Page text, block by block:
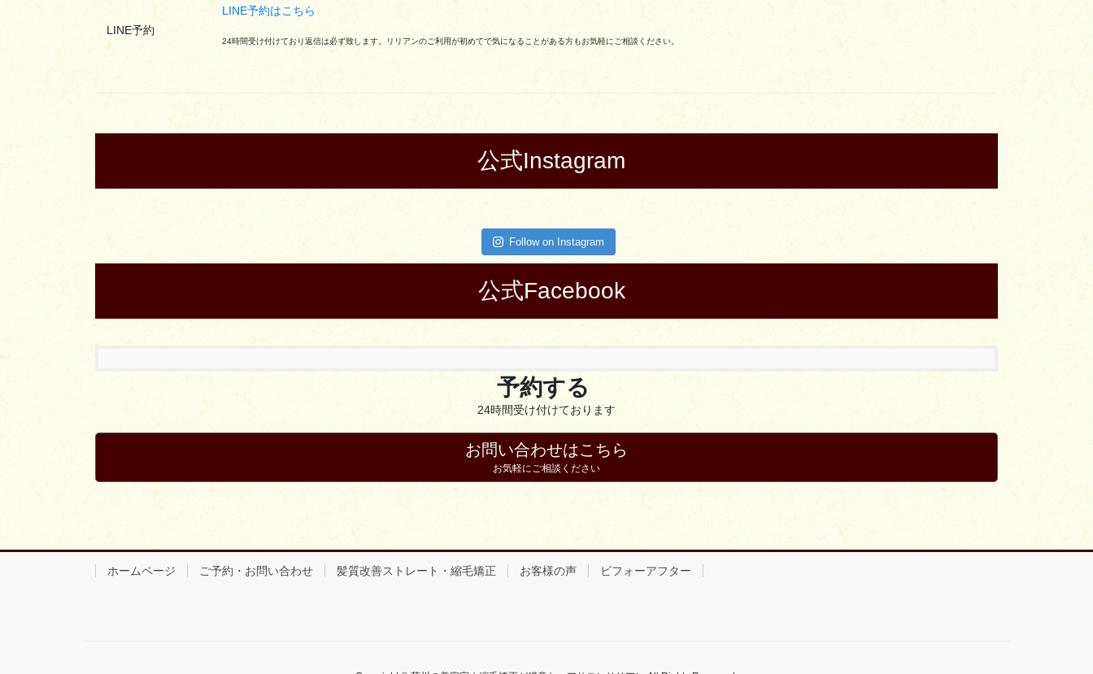
LINE予約
LINE予約はこちら
24時間受け付けており返信は必ず致します。リリアンのご利用が初めてで気になることがある方もお気軽にご相談ください。
公式Instagram
Follow on Instagram
公式Facebook
予約する
24時間受け付けております
お問い合わせはこちら
お気軽にご相談ください
ホームページ ご予約・お問い合わせ 髪質改善ストレート・縮毛矯正 お客様の声 ビフォーアフター